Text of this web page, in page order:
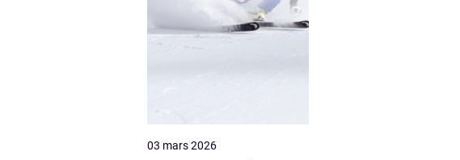
03 mars 2026